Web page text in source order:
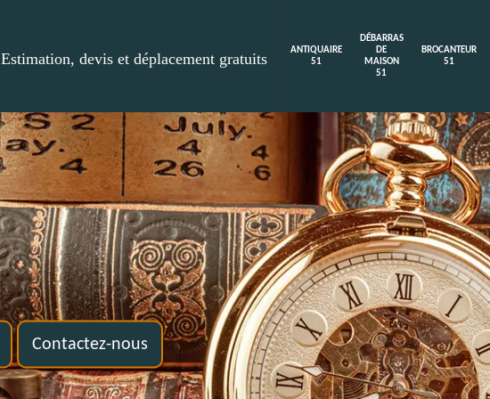
Estimation, devis et déplacement gratuits
ANTIQUAIRE
51
DÉBARRAS
DE
MAISON
51
BROCANTEUR
51
Contactez-nous